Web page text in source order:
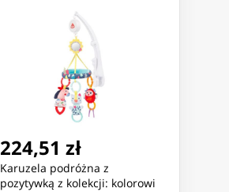
224,51 zł
Karuzela podróżna z
pozytywką z kolekcji: kolorowi